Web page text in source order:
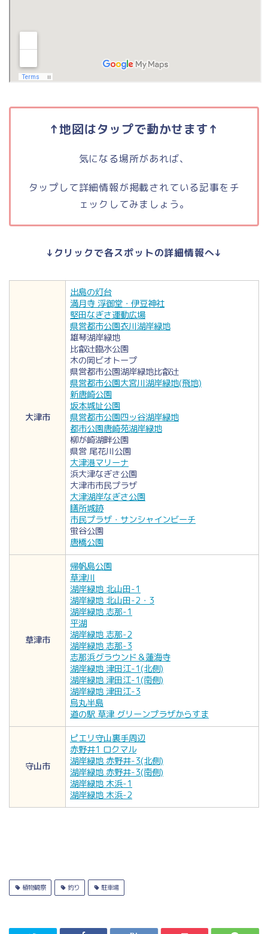
↑地図はタップで動かせます↑
気になる場所があれば、
タップして詳細情報が掲載されている記事をチ
ェックしてみましょう。
↓クリックで各スポットの詳細情報へ↓
大津市
出島の灯台
満月寺 浮御堂・伊豆神社
堅田なぎさ運動広場
県営都市公園衣川湖岸緑地
雄琴湖岸緑地
比叡辻臨水公園
木の岡ビオトープ
県営都市公園湖岸緑地比叡辻
県営都市公園大宮川湖岸緑地(飛地)
新唐崎公園
坂本城址公園
県営都市公園四ッ谷湖岸緑地
都市公園唐崎苑湖岸緑地
柳が崎湖畔公園
県営 尾花川公園
大津港マリーナ
浜大津なぎさ公園
大津市市民プラザ
大津湖岸なぎさ公園
膳所城跡
市民プラザ・サンシャインビーチ
蛍谷公園
唐橋公園
草津市
帰帆島公園
草津川
湖岸緑地 北山田-1
湖岸緑地 北山田-2・3
湖岸緑地 志那-1
平湖
湖岸緑地 志那-2
湖岸緑地 志那-3
志那浜グラウンド＆蓮海寺
湖岸緑地 津田江-1(北側)
湖岸緑地 津田江-1(南側)
湖岸緑地 津田江-3
烏丸半島
道の駅 草津 グリーンプラザからすま
守山市
ピエリ守山裏手周辺
赤野井1 ロクマル
湖岸緑地 赤野井-3(北側)
湖岸緑地 赤野井-3(南側)
湖岸緑地 木浜-1
湖岸緑地 木浜-2
植物観察 釣り 駐車場